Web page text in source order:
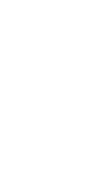
gedeckt.
Wasser ab.
eine kleine
sahen wir
hinter ihm.
der Einzige
Zuerst
waren alle drei